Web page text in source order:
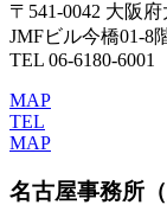
〒541-0042 大阪
JMFビル今橋01-8
TEL 06-6180-6001
MAP
TEL
MAP
名古屋事務所